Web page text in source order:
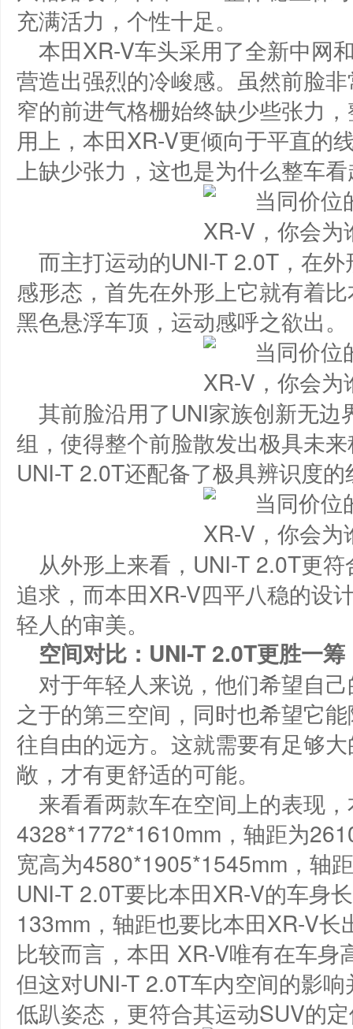
充满活力，个性十足。
本田XR-V车头采用了全新中网
营造出强烈的冷峻感。虽然前脸
窄的前进气格栅始终缺少些张力
用上，本田XR-V更倾向于平直的
上缺少张力，这也是为什么整车
而主打运动的UNI-T 2.0T，在
感形态，首先在外形上它就有着
黑色悬浮车顶，运动感呼之欲出。
其前脸沿用了UNI家族创新无
组，使得整个前脸散发出极具未
UNI-T 2.0T还配备了极具辨识度
从外形上来看，UNI-T 2.0T更
追求，而本田XR-V四平八稳的设
轻人的审美。
空间对比：UNI-T 2.0T更胜一筹
对于年轻人来说，他们希望自
之于的第三空间，同时也希望它
往自由的远方。这就需要有足够
敞，才有更舒适的可能。
来看看两款车在空间上的表现
4328*1772*1610mm，轴距为
宽高为4580*1905*1545mm，轴
UNI-T 2.0T要比本田XR-V的车身
133mm，轴距也要比本田XR-V
比较而言，本田 XR-V唯有在车
但这对UNI-T 2.0T车内空间的影
低趴姿态，更符合其运动SUV的